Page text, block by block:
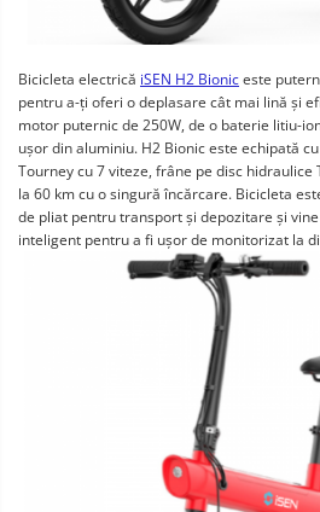
Bicicleta electrică iSEN H2 Bioniceste
pentru a-ți oferi o deplasare cât mai lină și
motor puternic de 250W, de o baterie litiu-
ușor din aluminiu. H2 Bionic este echipată
Tourney cu 7 viteze, frâne pe disc
la 60 km cu o singură încărcare. Bicicleta
de pliat pentru transport și depozitare și
inteligent pentru a fi ușor de monitorizat la